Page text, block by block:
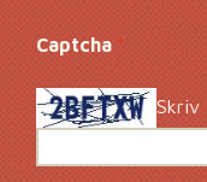
Captcha *
Skriv